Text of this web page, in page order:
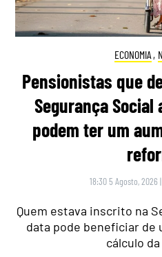
ECONOMIA ,
Pensionistas que
Segurança
podem ter um
18:30 5 Agosto, 2026 |
Quem estava inscrito na
data pode beneficiar de
cálculo